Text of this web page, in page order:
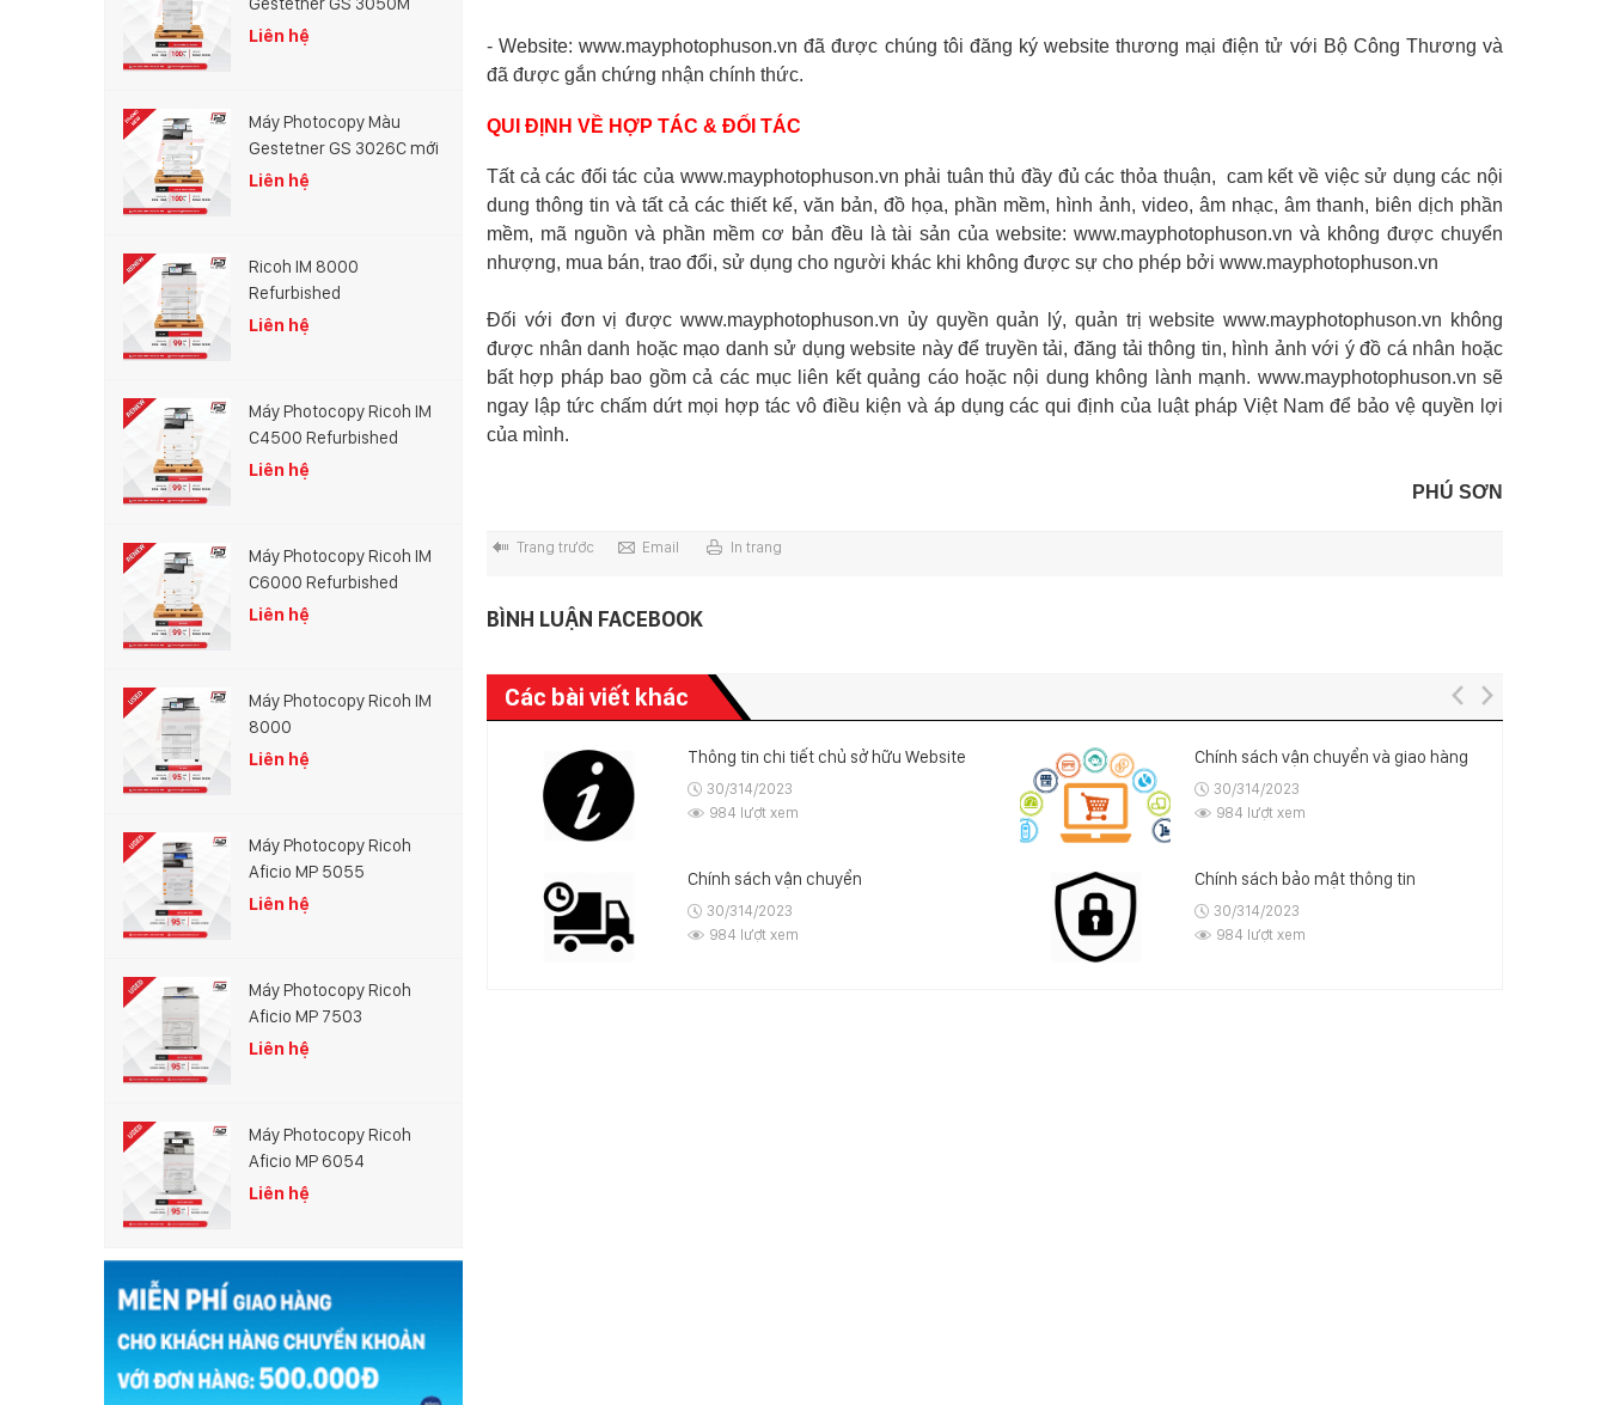
Liên hệ
Máy Photocopy Màu
Gestetner GS 3026C mới
100%
Liên hệ
Ricoh IM 8000
Refurbished
Liên hệ
Máy Photocopy Ricoh IM
C4500 Refurbished
Liên hệ
Máy Photocopy Ricoh IM
C6000 Refurbished
Liên hệ
Máy Photocopy Ricoh IM
8000
Liên hệ
Máy Photocopy Ricoh
Aficio MP 5055
Liên hệ
Máy Photocopy Ricoh
Aficio MP 7503
Liên hệ
Máy Photocopy Ricoh
Aficio MP 6054
Liên hệ
- Website: www.mayphotophuson.vn đã được chúng tôi đăng ký website thương mại điện tử với Bộ Công Thương và
đã được gắn chứng nhận chính thức.
QUI ĐỊNH VỀ HỢP TÁC & ĐỐI TÁC
Tất cả các đối tác của www.mayphotophuson.vn phải tuân thủ đầy đủ các thỏa thuận, cam kết về việc sử dụng các nội
dung thông tin và tất cả các thiết kế, văn bản, đồ họa, phần mềm, hình ảnh, video, âm nhạc, âm thanh, biên dịch phần
mềm, mã nguồn và phần mềm cơ bản đều là tài sản của website: www.mayphotophuson.vn và không được chuyển
nhượng, mua bán, trao đổi, sử dụng cho người khác khi không được sự cho phép bởi www.mayphotophuson.vn
Đối với đơn vị được www.mayphotophuson.vn ủy quyền quản lý, quản trị website www.mayphotophuson.vn không
được nhân danh hoặc mạo danh sử dụng website này để truyền tải, đăng tải thông tin, hình ảnh với ý đồ cá nhân hoặc
bất hợp pháp bao gồm cả các mục liên kết quảng cáo hoặc nội dung không lành mạnh. www.mayphotophuson.vn sẽ
ngay lập tức chấm dứt mọi hợp tác vô điều kiện và áp dụng các qui định của luật pháp Việt Nam để bảo vệ quyền lợi
của mình.
PHÚ SƠN
Trang trước Email In trang
BÌNH LUẬN FACEBOOK
Các bài viết khác
Chính sách cookie
30/314/2023
Chính sách bảo hành
30/314/2023
984 lượt xem
Thông tin chi tiết chủ sở hữu Website
30/314/2023
984 lượt xem
Chính sách vận chuyển
30/314/2023
984 lượt xem
Chính sách vận chuyển và giao hàng
30/314/2023
984 lượt xem
Chính sách bảo mật thông tin
30/314/2023
984 lượt xem